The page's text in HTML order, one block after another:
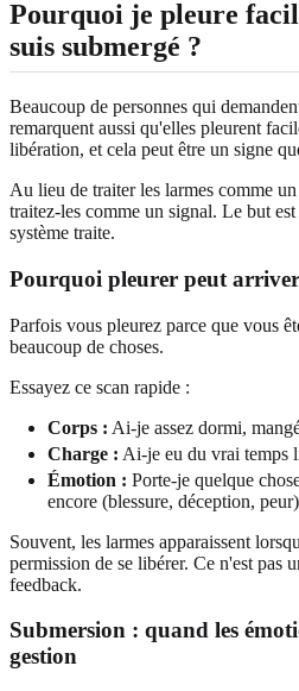
Pourquoi je pleure
suis submergé ?
Beaucoup de personnes qui
remarquent aussi qu'elles pleurent
libération, et cela peut être un signe
Au lieu de traiter les larmes comme
traitez-les comme un signal. Le but
système traite.
Pourquoi pleurer peut arriver
Parfois vous pleurez parce que vous
beaucoup de choses.
Essayez ce scan rapide :
Corps : Ai-je assez dormi,
Charge : Ai-je eu du vrai temps
Émotion : Porte-je quelque
encore (blessure, déception,
Souvent, les larmes apparaissent
permission de se libérer. Ce n'est pas
feedback.
Submersion : quand les
gestion